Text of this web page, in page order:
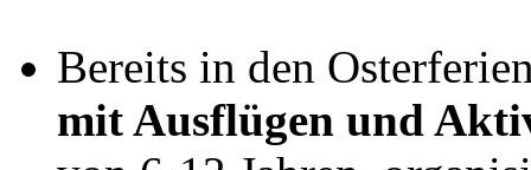
Bereits in den
mit Ausflügen und